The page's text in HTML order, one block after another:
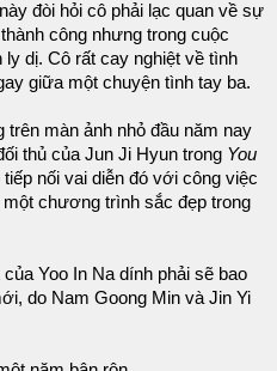
đòi hỏi cô phải lạc quan về sự
công nhưng trong cuộc
dị. Cô rất cay nghiệt về tình
giữa một chuyện tình tay ba.
màn ảnh nhỏ đầu năm nay
thủ của Jun Ji Hyun trong You
tiếp nối vai diễn đó với công việc
một chương trình sắc đẹp trong
Yoo In Na dính phải sẽ bao
do Nam Goong Min và Jin Yi